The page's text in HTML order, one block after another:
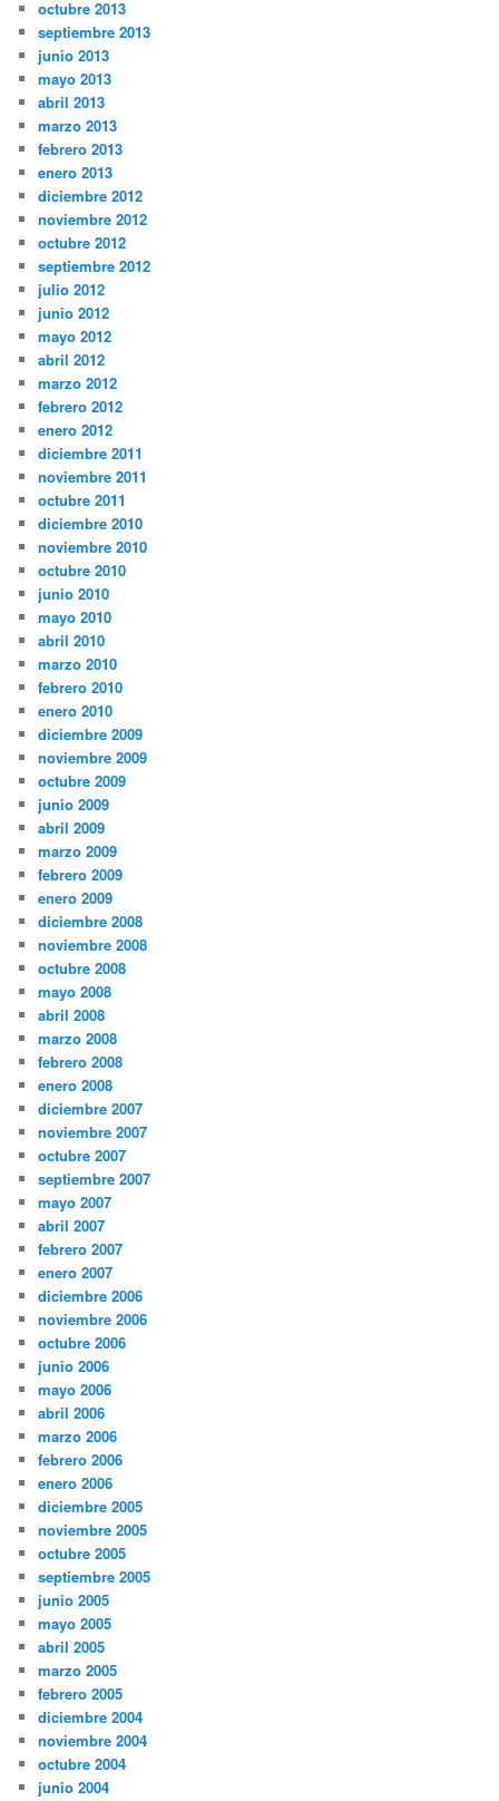
octubre 2013
septiembre 2013
junio 2013
mayo 2013
abril 2013
marzo 2013
febrero 2013
enero 2013
diciembre 2012
noviembre 2012
octubre 2012
septiembre 2012
julio 2012
junio 2012
mayo 2012
abril 2012
marzo 2012
febrero 2012
enero 2012
diciembre 2011
noviembre 2011
octubre 2011
diciembre 2010
noviembre 2010
octubre 2010
junio 2010
mayo 2010
abril 2010
marzo 2010
febrero 2010
enero 2010
diciembre 2009
noviembre 2009
octubre 2009
junio 2009
abril 2009
marzo 2009
febrero 2009
enero 2009
diciembre 2008
noviembre 2008
octubre 2008
mayo 2008
abril 2008
marzo 2008
febrero 2008
enero 2008
diciembre 2007
noviembre 2007
octubre 2007
septiembre 2007
mayo 2007
abril 2007
febrero 2007
enero 2007
diciembre 2006
noviembre 2006
octubre 2006
junio 2006
mayo 2006
abril 2006
marzo 2006
febrero 2006
enero 2006
diciembre 2005
noviembre 2005
octubre 2005
septiembre 2005
junio 2005
mayo 2005
abril 2005
marzo 2005
febrero 2005
diciembre 2004
noviembre 2004
octubre 2004
junio 2004